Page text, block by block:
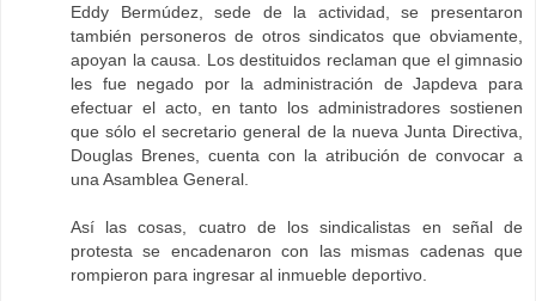
Eddy Bermúdez, sede de la actividad, se presentaron
también personeros de otros sindicatos que obviamente,
apoyan la causa. Los destituidos reclaman que el gimnasio
les fue negado por la administración de Japdeva para
efectuar el acto, en tanto los administradores sostienen
que sólo el secretario general de la nueva Junta Directiva,
Douglas Brenes, cuenta con la atribución de convocar a
una Asamblea General.
Así las cosas, cuatro de los sindicalistas en señal de
protesta se encadenaron con las mismas cadenas que
rompieron para ingresar al inmueble deportivo.